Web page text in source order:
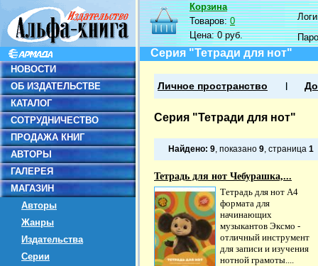
НОВОСТИ
ОБ ИЗДАТЕЛЬСТВЕ
КАТАЛОГ
СОТРУДНИЧЕСТВО
ПРОДАЖА КНИГ
АВТОРЫ
ГАЛЕРЕЯ
МАГАЗИН
Авторы
Жанры
Издательства
Серии
Корзина
Товаров:0
Цена:0 руб.
Серия "Тетради для нот"
Личное пространство
Серия "Тетради для нот"
Найдено: 9, показано 9, страница 1
Тетрадь для нот Чебурашка,...
Тетрадь для нот А4
формата для
начинающих
музыкантов Эксмо -
отличный инструмент
для записи и изучения
нотной грамоты....